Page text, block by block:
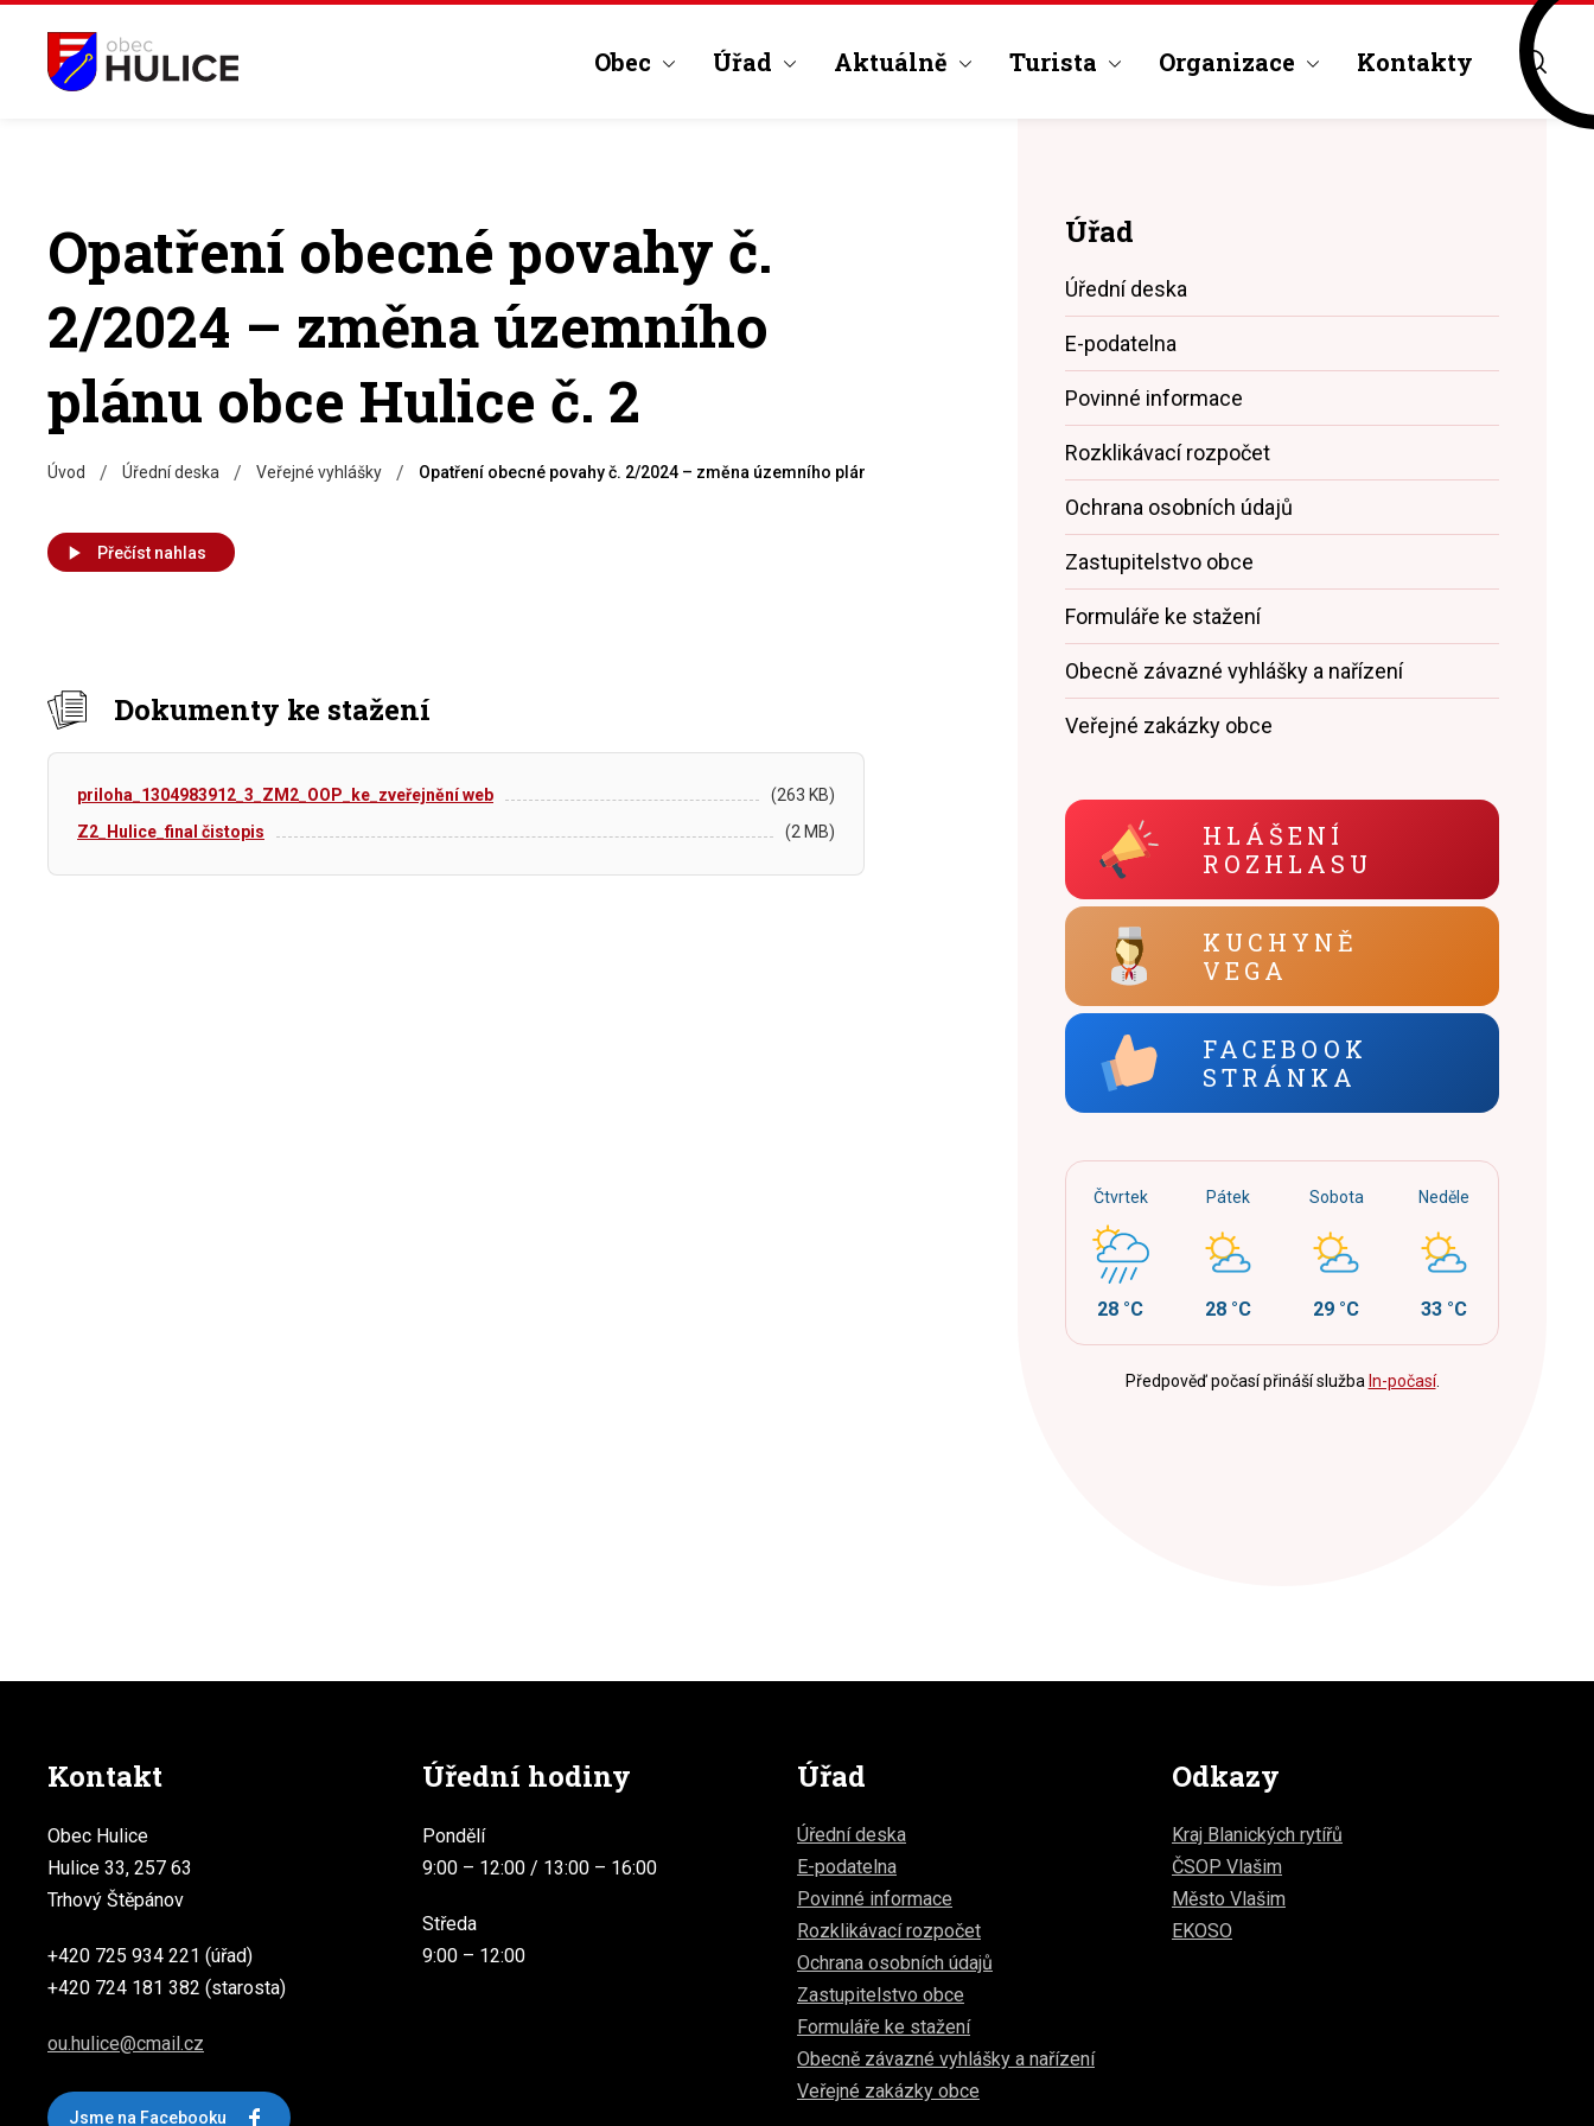
Obec Úřad Aktuálně Turista Organizace Kontakty
Opatření obecné povahy č.
2/2024 – změna územního
plánu obce Hulice č. 2
Úvod / Úřední deska / Veřejné vyhlášky / Opatření obecné povahy č. 2/2024 – změna územního plánu obce Hulice č. 2
Přečíst nahlas
Dokumenty ke stažení
priloha_1304983912_3_ZM2_OOP_ke_zveřejnění web
(263 KB)
Z2_Hulice_final čistopis
(2 MB)
Úřad
Úřední deska
E-podatelna
Povinné informace
Rozklikávací rozpočet
Ochrana osobních údajů
Zastupitelstvo obce
Formuláře ke stažení
Obecně závazné vyhlášky a nařízení
Veřejné zakázky obce
HLÁŠENÍ
ROZHLASU
KUCHYNĚ
VEGA
FACEBOOK
STRÁNKA
Čtvrtek
28 °C
Pátek
28 °C
Sobota
29 °C
Neděle
33 °C
Předpověď počasí přináší služba In-počasí.
Kontakt
Obec Hulice
Hulice 33, 257 63
Trhový Štěpánov
+420 725 934 221 (úřad)
+420 724 181 382 (starosta)
ou.hulice@cmail.cz
Jsme na Facebooku
Úřední hodiny
Pondělí
9:00 – 12:00 / 13:00 – 16:00
Středa
9:00 – 12:00
Úřad
Úřední deska
E-podatelna
Povinné informace
Rozklikávací rozpočet
Ochrana osobních údajů
Zastupitelstvo obce
Formuláře ke stažení
Obecně závazné vyhlášky a nařízení
Veřejné zakázky obce
Odkazy
Kraj Blanických rytířů
ČSOP Vlašim
Město Vlašim
EKOSO